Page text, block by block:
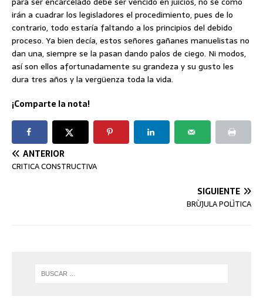
irán a cuadrar los legisladores el procedimiento, pues de lo
contrario, todo estaría faltando a los principios del debido
proceso. Ya bien decía, estos señores gañanes manuelistas no
dan una, siempre se la pasan dando palos de ciego. Ni modos,
así son ellos afortunadamente su grandeza y su gusto les
dura tres años y la vergüenza toda la vida.
¡Comparte la nota!
ANTERIOR
CRITICA CONSTRUCTIVA
SIGUIENTE
BRÙJULA POLÌTICA